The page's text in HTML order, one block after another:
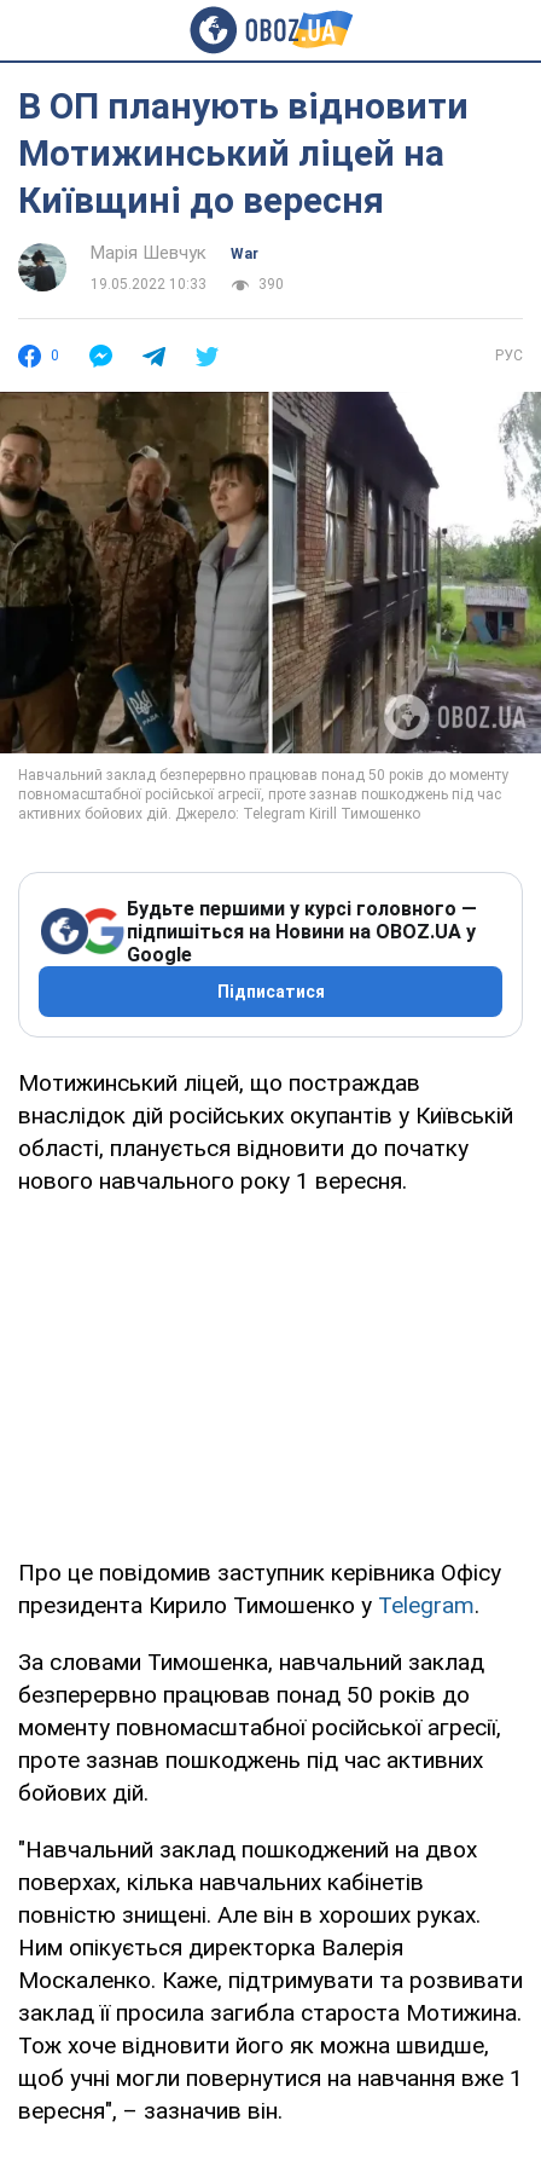
В ОП планують відновити
Мотижинський ліцей на
Київщині до вересня
Марія Шевчук
War
19.05.2022 10:33
390
0 РУС
Будьте першими у курсі головного —
підпишіться на Новини на OBOZ.UA у
Google
Підписатися
Мотижинський ліцей, що постраждав
внаслідок дій російських окупантів у Київській
області, планується відновити до початку
нового навчального року 1 вересня.
Про це повідомив заступник керівника Офісу
президента Кирило Тимошенко у Telegram.
За словами Тимошенка, навчальний заклад
безперервно працював понад 50 років до
моменту повномасштабної російської агресії,
проте зазнав пошкоджень під час активних
бойових дій.
"Навчальний заклад пошкоджений на двох
поверхах, кілька навчальних кабінетів
повністю знищені. Але він в хороших руках.
Ним опікується директорка Валерія
Москаленко. Каже, підтримувати та розвивати
заклад її просила загибла староста Мотижина.
Тож хоче відновити його як можна швидше,
щоб учні могли повернутися на навчання вже 1
вересня", – зазначив він.